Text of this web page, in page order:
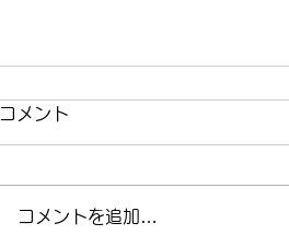
コメント
コメントを追加…